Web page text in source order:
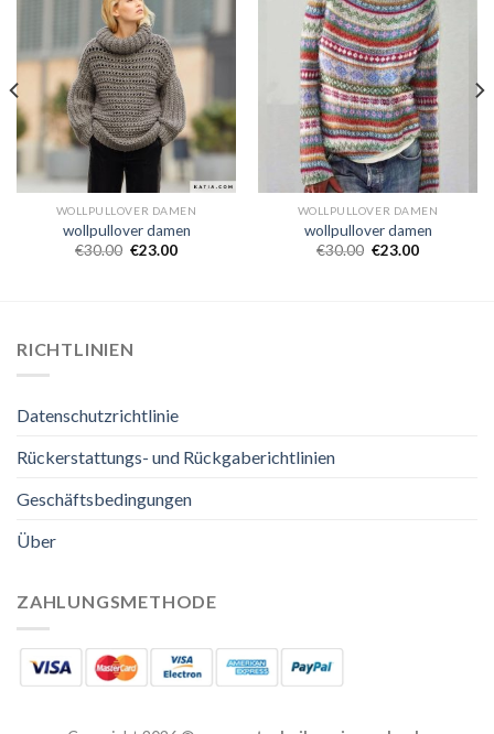
WOLLPULLOVER DAMEN
wollpullover damen
€30.00 €23.00
WOLLPULLOVER DAMEN
wollpullover damen
€30.00 €23.00
RICHTLINIEN
Datenschutzrichtlinie
Rückerstattungs- und Rückgaberichtlinien
Geschäftsbedingungen
Über
ZAHLUNGSMETHODE